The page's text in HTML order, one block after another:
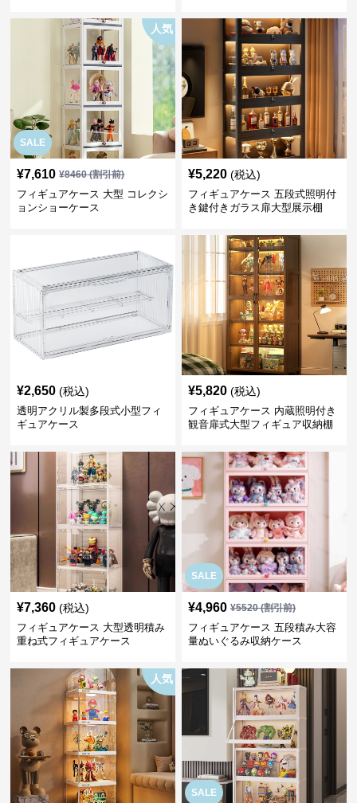
SALE
人気
¥7,610 ¥8460(割引前)
フィギュアケース 大型 コレクシ
ョンショーケース
¥5,220 (税込)
フィギュアケース 五段式照明付
き鍵付きガラス扉大型展示棚
¥2,650 (税込)
透明アクリル製多段式小型フィ
ギュアケース
¥5,820 (税込)
フィギュアケース 内蔵照明付き
観音扉式大型フィギュア収納棚
¥7,360 (税込)
フィギュアケース 大型透明積み
重ね式フィギュアケース
SALE
¥4,960 ¥5520(割引前)
フィギュアケース 五段積み大容
量ぬいぐるみ収納ケース
人気
SALE